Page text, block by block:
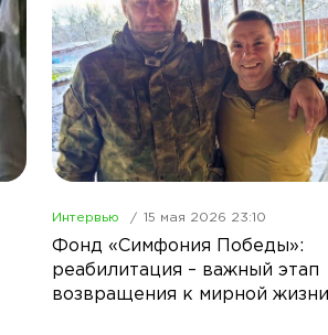
Интервью 15 мая 2026 23:10
Фонд «Симфония Победы»:
реабилитация – важный этап
возвращения к мирной жизни